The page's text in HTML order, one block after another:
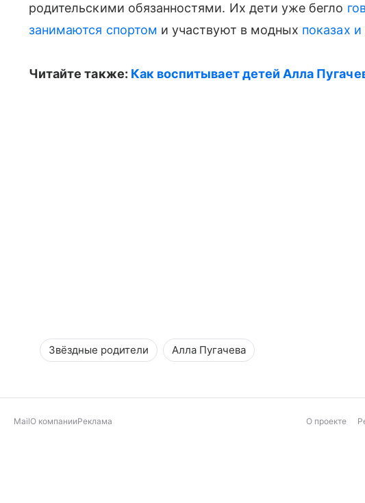
родительскими обязанностями. Их дети уже бегло
занимаются спортом и участвуют в модных показах
Читайте также: Как воспитывает детей Алла
Звёздные родители Алла Пугачева
MailО компанииРеклама О проекте